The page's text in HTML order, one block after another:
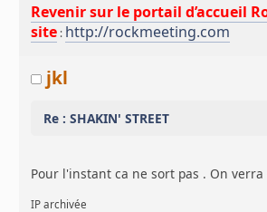
Revenir sur le portail d’accueil
site : http://rockmeeting.com
jkl
Re : SHAKIN' STREET
Pour l'instant ca ne sort pas . On
IP archivée